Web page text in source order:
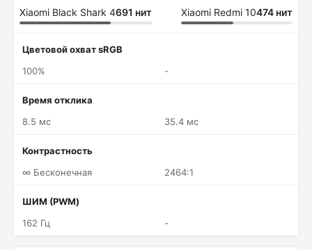
Xiaomi Black Shark 4691 нит Xiaomi Redmi 10474 нит
Цветовой охват sRGB
100%
-
Время отклика
8.5 мс
35.4 мс
Контрастность
∞ Бесконечная
2464:1
ШИМ (PWM)
162 Гц
-